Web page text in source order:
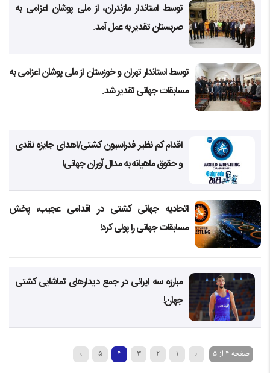
توسط استاندار مازندران، از ملی پوشان اعزامی به
صربستان تقدیر به عمل آمد.
توسط استاندار تهران و خوزستان از ملی پوشان اعزامی به
مسابقات جهانی تقدیر شد.
اقدام کم نظیر فدراسیون کشتی/اهدای جایزه نقدی
و حقوق ماهیانه به مدال آوران جهانی!
اتحادیه جهانی کشتی در اقدامی عجیب، پخش
مسابقات جهانی را پولی کرد!
مبارزه سه ایرانی در جمع دیدارهای تماشایی کشتی
جهان!
صفحه 4 از 5 ‹
1
2
3
4
5
›